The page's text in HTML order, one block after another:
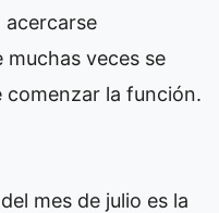
acercarse
veces se
comenzar la función.
mes de julio es la